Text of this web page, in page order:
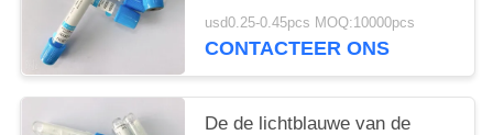
9:1activator Gel
usd0.25-0.45pcs MOQ:10000pcs
CONTACTEER ONS
De de lichtblauwe van de